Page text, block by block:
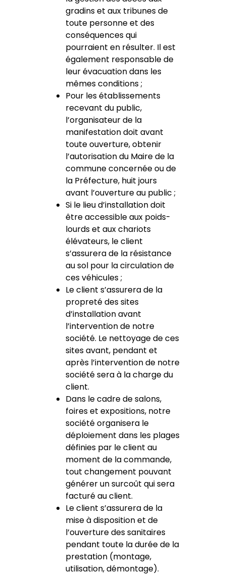
gradins et aux tribunes de
toute personne et des
conséquences qui
pourraient en résulter. Il est
également responsable de
leur évacuation dans les
mêmes conditions ;
Pour les établissements
recevant du public,
l’organisateur de la
manifestation doit avant
toute ouverture, obtenir
l’autorisation du Maire de la
commune concernée ou de
la Préfecture, huit jours
avant l’ouverture au public ;
Si le lieu d’installation doit
être accessible aux poids-
lourds et aux chariots
élévateurs, le client
s’assurera de la résistance
au sol pour la circulation de
ces véhicules ;
Le client s’assurera de la
propreté des sites
d’installation avant
l’intervention de notre
société. Le nettoyage de ces
sites avant, pendant et
après l’intervention de notre
société sera à la charge du
client.
Dans le cadre de salons,
foires et expositions, notre
société organisera le
déploiement dans les plages
définies par le client au
moment de la commande,
tout changement pouvant
générer un surcoût qui sera
facturé au client.
Le client s’assurera de la
mise à disposition et de
l’ouverture des sanitaires
pendant toute la durée de la
prestation (montage,
utilisation, démontage).